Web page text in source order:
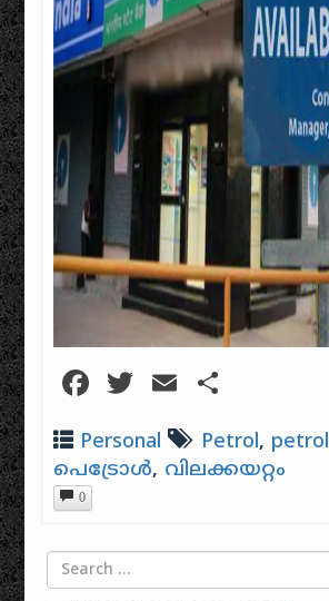
Facebook
Twitter
Email
Personal Petrol,
പെട്രോൾ, വിലക്കയറ്റം
0
Search for